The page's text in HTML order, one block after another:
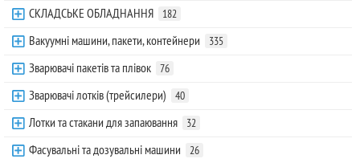
СКЛАДСЬКЕ ОБЛАДНАННЯ 182
Вакуумні машини, пакети, контейнери 335
Зварювачі пакетів та плівок 76
Зварювачі лотків (трейсилери) 40
Лотки та стакани для запаювання 32
Фасувальні та дозувальні машини 26